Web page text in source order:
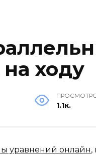
ходу
1.1к.
уравнений онлайн,